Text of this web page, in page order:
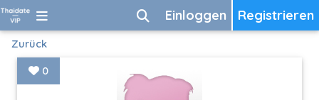
Registrieren
Einloggen
Zurück
0